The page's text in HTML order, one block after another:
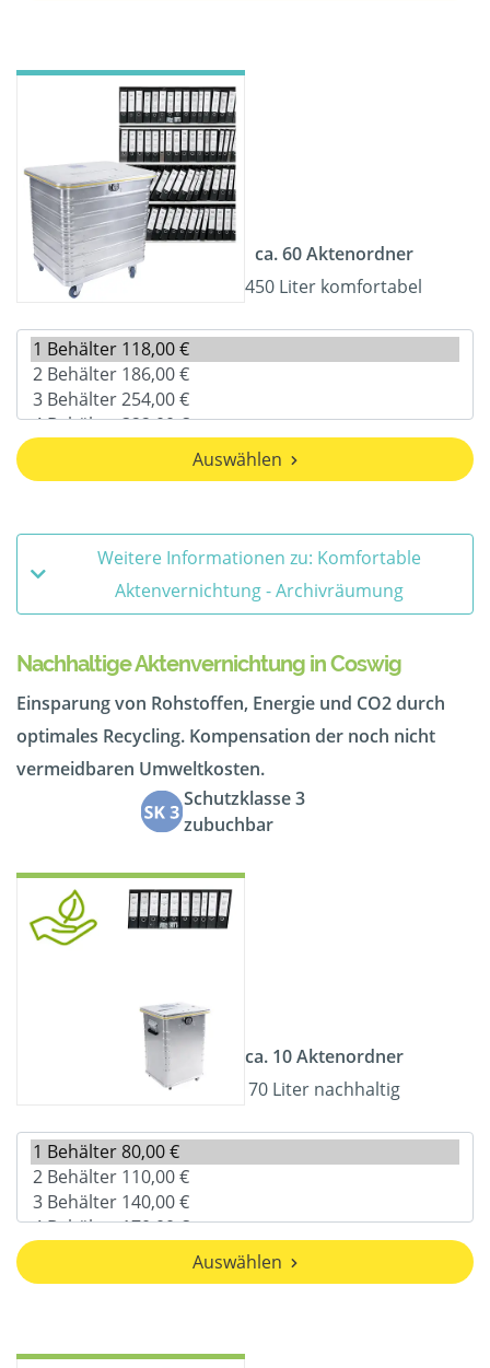
ca. 60 Aktenordner
450 Liter komfortabel
Auswählen
Weitere Informationen zu: Komfortable
Aktenvernichtung - Archivräumung
Nachhaltige Aktenvernichtung in Coswig
Einsparung von Rohstoffen, Energie und CO2 durch
optimales Recycling. Kompensation der noch nicht
vermeidbaren Umweltkosten.
Schutzklasse 3
zubuchbar
ca. 10 Aktenordner
70 Liter nachhaltig
Auswählen